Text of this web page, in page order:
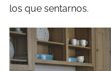
los que sentarnos.